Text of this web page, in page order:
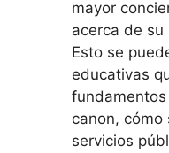
mayor
acerca de
Esto se
educativas
canon, cómo
servicios